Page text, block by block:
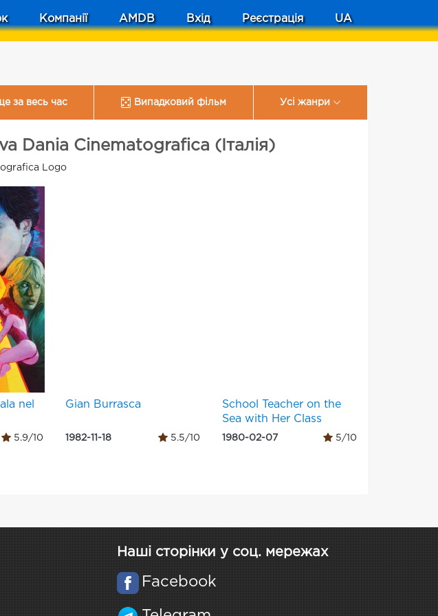
Компанії AMDB Вхід Реєстрація UA
за весь час Випадковий фільм Усі жанри
Dania Cinematografica (Італія)
nel
5.9/10
Gian Burrasca
1982-11-18 5.5/10
School Teacher on the
Sea with Her Class
1980-02-07 5/10
Наші сторінки у соц. мережах
Facebook